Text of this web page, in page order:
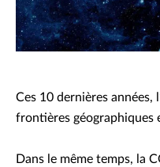
Ces 10 dernières années,
frontières géographiques
Dans le même temps, la